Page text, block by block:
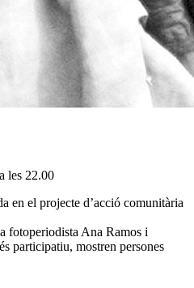
les 22.00
en el projecte d’acció comunitària
fotoperiodista Ana Ramos i
participatiu, mostren persones